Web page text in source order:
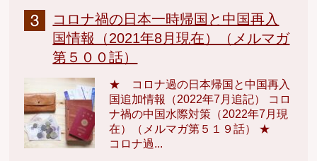
コロナ禍の日本一時帰国と中国再入
国情報（2021年8月現在）（メルマガ
第５００話）
★ コロナ過の日本帰国と中国再入
国追加情報（2022年7月追記） コロ
ナ禍の中国水際対策（2022年7月現
在）（メルマガ第５１９話） ★
コロナ過...